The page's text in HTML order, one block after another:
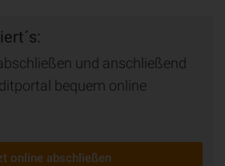
und anschließend
bequem online
online abschließen